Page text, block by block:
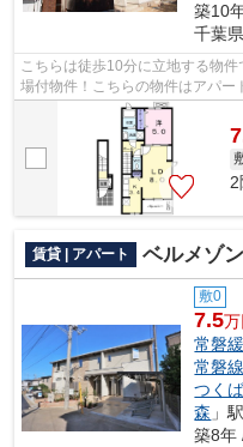
築10
千葉
こちらは徒歩10分に立地する物
場付物件！こちらの物件はアパ
の物件はこちらです！明るいスタ
賃貸 | アパート ベルメゾン
敷0
7.5万
常磐
常磐線
つく
森 」
築8年